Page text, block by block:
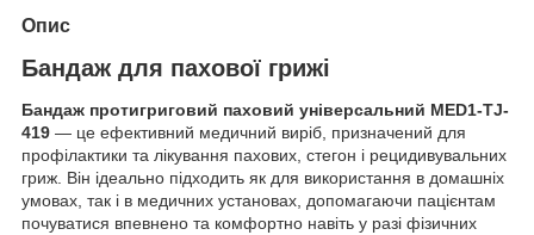
Опис
Бандаж для пахової грижі
Бандаж протигриговий паховий універсальний MED1-TJ-
419 — це ефективний медичний виріб, призначений для
профілактики та лікування пахових, стегон і рецидивувальних
гриж. Він ідеально підходить як для використання в домашніх
умовах, так і в медичних установах, допомагаючи пацієнтам
почуватися впевнено та комфортно навіть у разі фізичних